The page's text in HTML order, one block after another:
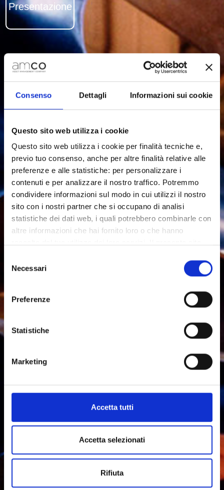
Consenso Dettagli Informazioni sui cookie
Questo sito web utilizza i cookie
Questo sito web utilizza i cookie per finalità tecniche e,
previo tuo consenso, anche per altre finalità relative alle
preferenze e alle statistiche: per personalizzare i
contenuti e per analizzare il nostro traffico. Potremmo
condividere informazioni sul modo in cui utilizzi il nostro
sito con i nostri partner che si occupano di analisi
statistiche dei dati web, i quali potrebbero combinarle con
altre informazioni che hai fornito loro o che hanno
Chiudendo il banner, cliccando sulla X in alto a destra,
potrai proseguire la navigazione del sito web in assenza
di cookie o altri strumenti di tracciamento diversi da quelli
Per modificare le tue preferenze sull'utilizzo dei cookie,
delNecessari
Preferenze
Statistiche
Marketing
Accetta tutti
Accetta selezionati
Rifiuta
Presentazione